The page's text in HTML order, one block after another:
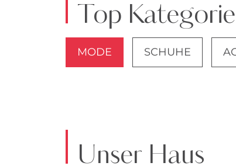
Top
MODE SCHUHE
Unser Haus